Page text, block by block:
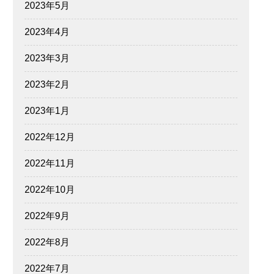
2023年5月
2023年4月
2023年3月
2023年2月
2023年1月
2022年12月
2022年11月
2022年10月
2022年9月
2022年8月
2022年7月